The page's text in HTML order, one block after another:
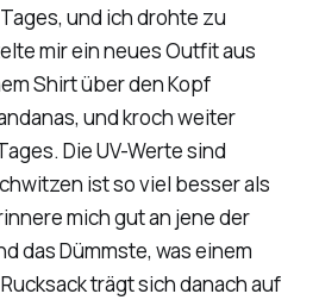
und ich drohte zu
mir ein neues Outfit aus
Shirt über den Kopf
und kroch weiter
Die UV-Werte sind
ist so viel besser als
mich gut an jene der
das Dümmste, was einem
trägt sich danach auf